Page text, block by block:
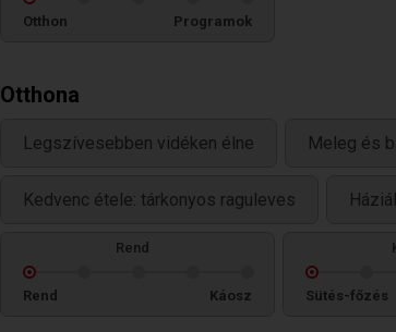
Otthon Programok
Otthona
Legszívesebben vidéken élne Meleg és
Kedvenc étele: tárkonyos raguleves
Rend
Rend Káosz Sütés-főzés